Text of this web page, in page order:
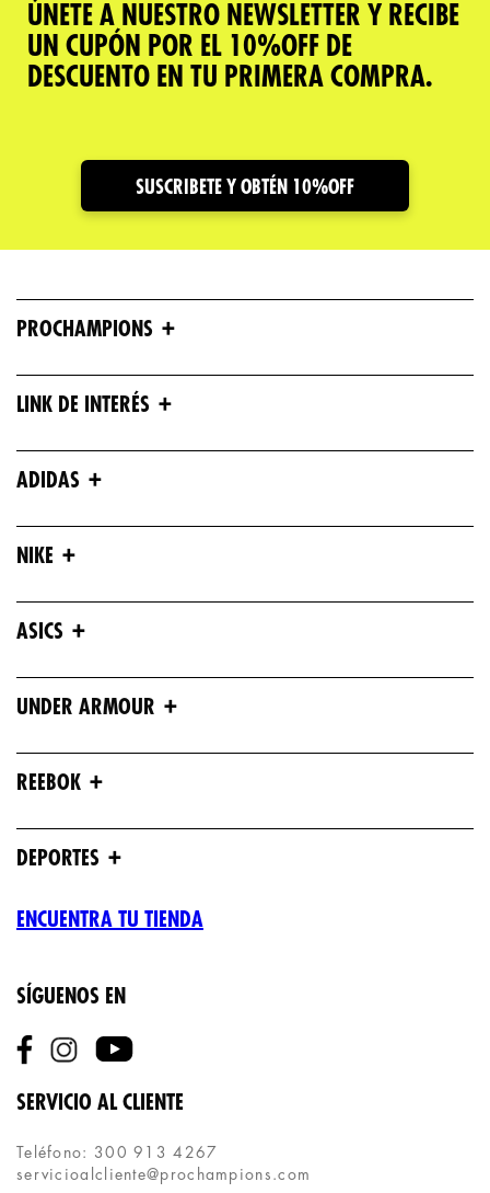
Califica el producto de 1 a 5 estrellas
★★★★★
Dirección de email
ÚNETE A NUESTRO NEWSLETTER Y RECIBE
UN CUPÓN POR EL 10%OFF DE
DESCUENTO EN TU PRIMERA COMPRA.
SUSCRIBETE Y OBTÉN 10%OFF
PROCHAMPIONS +
LINK DE INTERÉS +
ADIDAS +
NIKE +
ASICS +
UNDER ARMOUR +
REEBOK +
DEPORTES +
ENCUENTRA TU TIENDA
SÍGUENOS EN
SERVICIO AL CLIENTE
Teléfono: 300 913 4267
servicioalcliente@prochampions.com